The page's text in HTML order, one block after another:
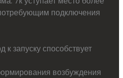
подключения
к запуску способствует
возбуждения